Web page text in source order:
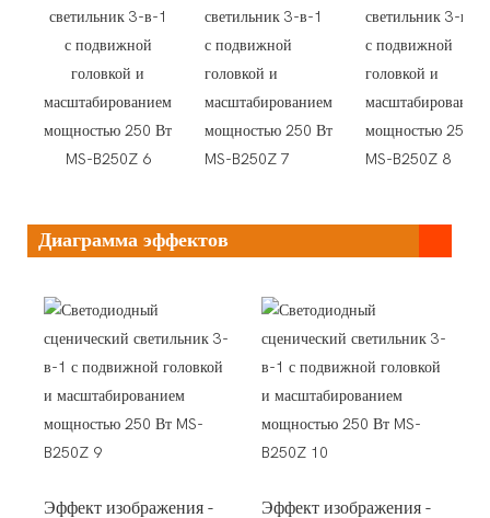
Диаграмма эффектов
Эффект изображения - Эффект изображения -